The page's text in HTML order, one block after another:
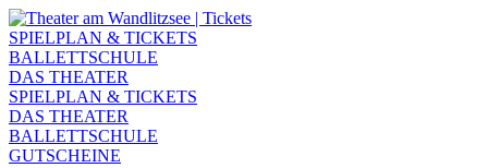
SPIELPLAN & TICKETS
BALLETTSCHULE
DAS THEATER
SPIELPLAN & TICKETS
DAS THEATER
BALLETTSCHULE
GUTSCHEINE